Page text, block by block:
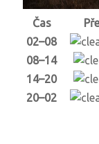
Čas
02–08
08–14
14–20
20–02